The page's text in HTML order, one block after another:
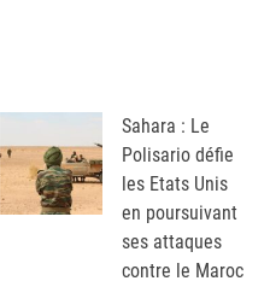
Sahara : Le
Polisario défie
les Etats Unis
en poursuivant
ses attaques
contre le Maroc